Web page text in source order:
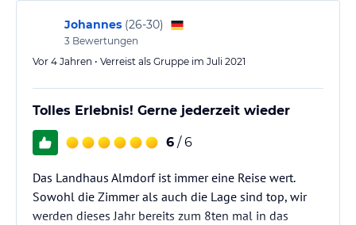
Unterhaltung mit der Chefin.
Und der absolute Höhepunkt:
Da es am Abend noch immer regnete und wir mit dem
Johannes (26-30)
3 Bewertungen
Vor 4 Jahren • Verreist als Gruppe im Juli 2021
Tolles Erlebnis! Gerne jederzeit wieder
6 / 6
Das Landhaus Almdorf ist immer eine Reise wert.
Sowohl die Zimmer als auch die Lage sind top, wir
werden dieses Jahr bereits zum 8ten mal in das